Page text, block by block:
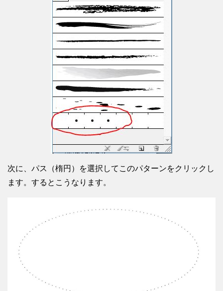
次に、パス（楕円）を選択してこのパターンをクリックし
ます。するとこうなります。